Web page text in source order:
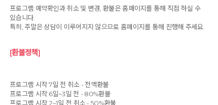
프로그램 예약확인과 취소 및 변경, 환불은 홈페이지를 통해 직접 하실 수
있습니다.
특히, 주말은 상담이 이루어지지 않으므로 홈페이지를 통해 진행해 주세요.
[환불정책]
프로그램 시작 7일 전 취소 - 전액환불
프로그램 시작 6일~3일 전 - 80%환불
프로그램 시작 2~1일 전 취소 - 50%환불